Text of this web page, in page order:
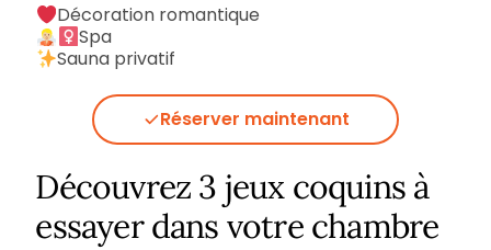
Décoration romantique
Spa
Sauna privatif
Réserver maintenant
Découvrez 3 jeux coquins à
essayer dans votre chambre